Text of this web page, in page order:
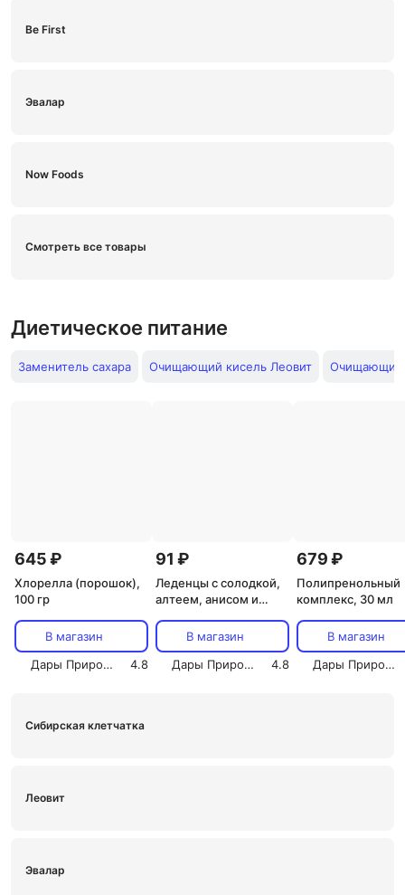
Be First
Эвалар
Now Foods
Смотреть все товары
Диетическое питание
Заменитель сахара Очищающий кисель Леовит Очищающий
645 ₽
Хлорелла (порошок),
100 гр
В магазин
Дары Природы
4.8
91 ₽
Леденцы с солодкой,
алтеем, анисом и
В магазин
Дары Природы
4.8
679 ₽
Полипренольный
комплекс, 30 мл
В магазин
Дары Природы
Сибирская клетчатка
Леовит
Эвалар